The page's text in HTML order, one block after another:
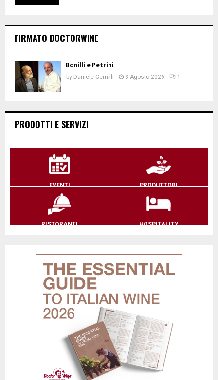
FIRMATO DOCTORWINE
Bonilli e Petrini
by Daniele Cernilli 3 Agosto 2026 1
PRODOTTI E SERVIZI
EVENTI PRODUTTORI
RISTORANTI HOSPITALITY